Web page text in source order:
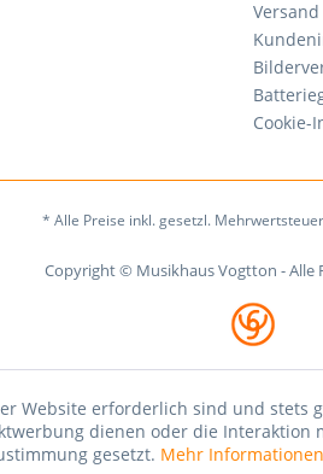
Cookie-
* Alle Preise inkl. gesetzl.
Copyright © Musikhaus Vogtton - Alle
Website erforderlich sind und stets
dienen oder die Interaktion
gesetzt. Mehr Informationen